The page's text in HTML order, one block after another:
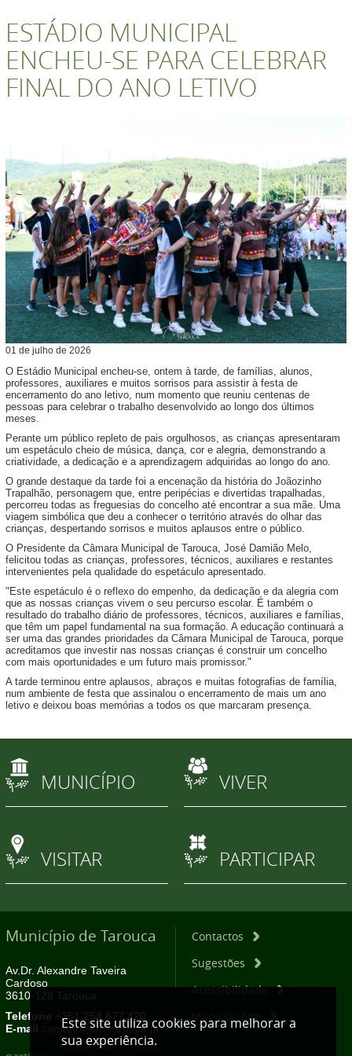
ESTÁDIO MUNICIPAL
ENCHEU-SE PARA CELEBRAR
FINAL DO ANO LETIVO
01 de julho de 2026
O Estádio Municipal encheu-se, ontem à tarde, de famílias, alunos,
professores, auxiliares e muitos sorrisos para assistir à festa de
encerramento do ano letivo, num momento que reuniu centenas de
pessoas para celebrar o trabalho desenvolvido ao longo dos últimos
meses.
Perante um público repleto de pais orgulhosos, as crianças apresentaram
um espetáculo cheio de música, dança, cor e alegria, demonstrando a
criatividade, a dedicação e a aprendizagem adquiridas ao longo do ano.
O grande destaque da tarde foi a encenação da história do Joãozinho
Trapalhão, personagem que, entre peripécias e divertidas trapalhadas,
percorreu todas as freguesias do concelho até encontrar a sua mãe. Uma
viagem simbólica que deu a conhecer o território através do olhar das
crianças, despertando sorrisos e muitos aplausos entre o público.
O Presidente da Câmara Municipal de Tarouca, José Damião Melo,
felicitou todas as crianças, professores, técnicos, auxiliares e restantes
intervenientes pela qualidade do espetáculo apresentado.
"Este espetáculo é o reflexo do empenho, da dedicação e da alegria com
que as nossas crianças vivem o seu percurso escolar. É também o
resultado do trabalho diário de professores, técnicos, auxiliares e famílias,
que têm um papel fundamental na sua formação. A educação continuará a
ser uma das grandes prioridades da Câmara Municipal de Tarouca, porque
acreditamos que investir nas nossas crianças é construir um concelho
com mais oportunidades e um futuro mais promissor."
A tarde terminou entre aplausos, abraços e muitas fotografias de família,
num ambiente de festa que assinalou o encerramento de mais um ano
letivo e deixou boas memórias a todos os que marcaram presença.
MUNICÍPIO VIVER
VISITAR PARTICIPAR
Município de Tarouca
Av.Dr. Alexandre Taveira
Cardoso
3610-128 Tarouca
Telefone +351 254 677 420
E-mail
camara@cm-tarouca.pt
Contactos
Sugestões
Acessibilidade
Mapa do Site
Este site utiliza cookies para melhorar a
sua experiência.